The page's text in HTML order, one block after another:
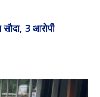
3 आरोपी